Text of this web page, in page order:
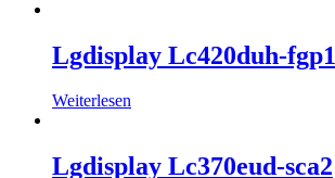
Lgdisplay Lc420duh-fgp1
Weiterlesen
Lgdisplay Lc370eud-sca2